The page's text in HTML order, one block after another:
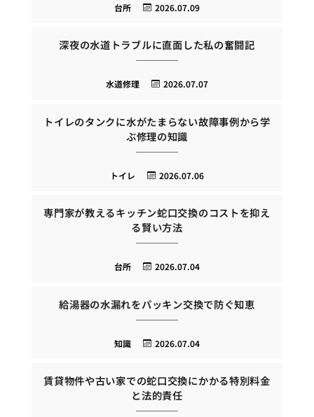
2026.07.09
台所
深夜の水道トラブルに直面した私の奮闘記
2026.07.07
水道修理
トイレのタンクに水がたまらない故障事例から学
ぶ修理の知識
2026.07.06
トイレ
専門家が教えるキッチン蛇口交換のコストを抑え
る賢い方法
2026.07.04
台所
給湯器の水漏れをパッキン交換で防ぐ知恵
2026.07.04
知識
賃貸物件や古い家での蛇口交換にかかる特別料金
と法的責任